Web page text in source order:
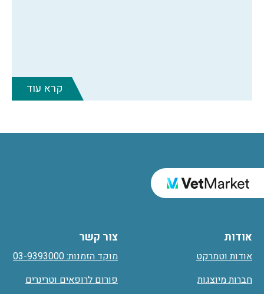
קרא עוד
אודות
אודות וטמרקט
חברות מיוצגות
צור קשר
מוקד הזמנות: 03-9393000
פורום לרופאים וטרינרים